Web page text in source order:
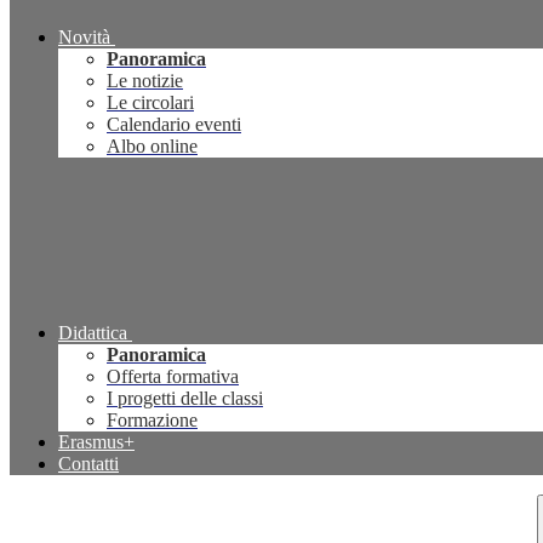
Novità
Panoramica
Le notizie
Le circolari
Calendario eventi
Albo online
Didattica
Panoramica
Offerta formativa
I progetti delle classi
Formazione
Erasmus+
Contatti